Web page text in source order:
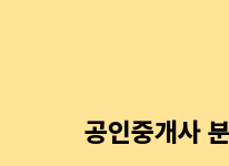
공인중개사